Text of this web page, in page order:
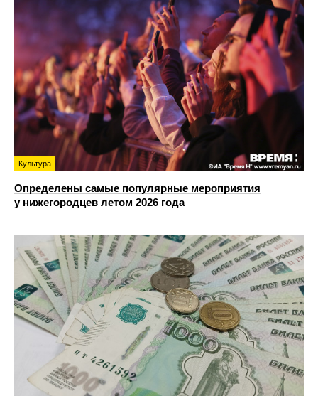
Культура
Определены самые популярные мероприятия
у нижегородцев летом 2026 года